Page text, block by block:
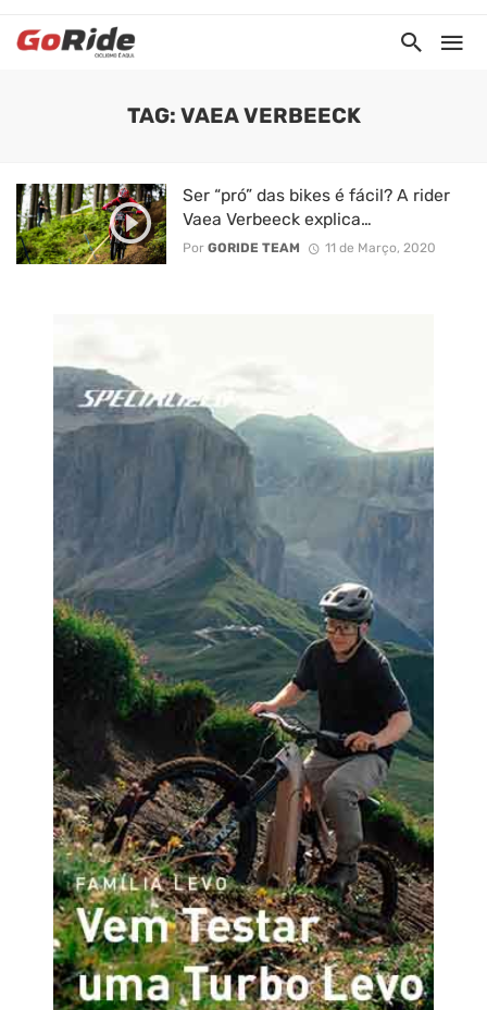
TAG: VAEA VERBEECK
Ser “pró” das bikes é fácil? A rider
Vaea Verbeeck explica…
Por GORIDE TEAM 11 de Março, 2020